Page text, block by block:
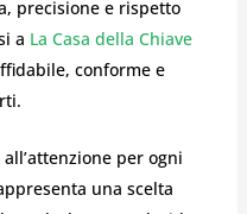
precisione e rispetto
a La Casa della Chiave
conforme e
per ogni
una scelta